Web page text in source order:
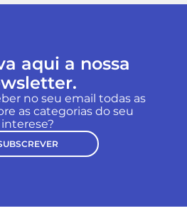
aqui a nossa
no seu email todas as
as categorias do seu
interese?